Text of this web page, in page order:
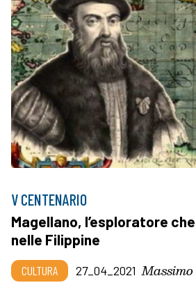
V CENTENARIO
Magellano, l’esploratore
nelle Filippine
CULTURA 27_04_2021